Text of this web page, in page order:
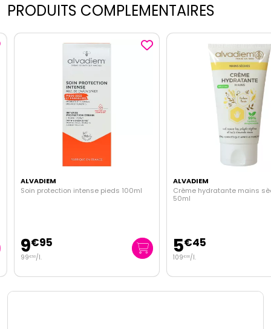
PRODUITS COMPLEMENTAIRES
ALVADIEM
Soin protection intense pieds 100ml
9€95
99 €50/l.
ALVADIEM
Crème hydratante mains
50ml
5€45
109 €00/l.